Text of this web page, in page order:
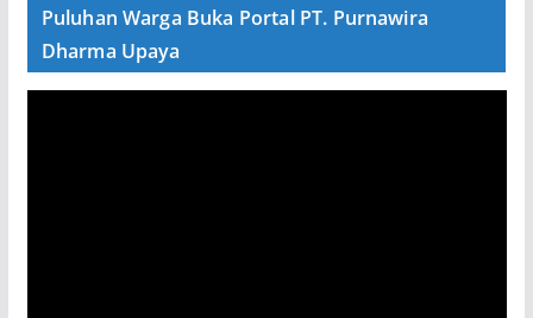
Puluhan Warga Buka Portal PT. Purnawira
Dharma Upaya